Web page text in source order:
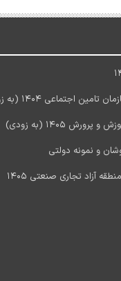
اجتماعی 1404 (به زودی)
1405 (به زودی)
و نمونه دولتی
آزاد تجاری صنعتی 1405